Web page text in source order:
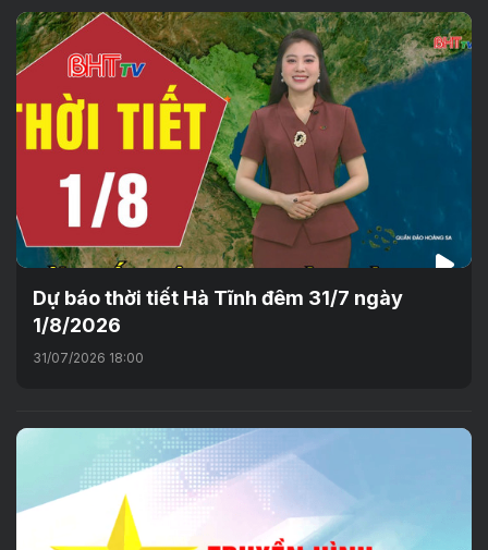
Dự báo thời tiết Hà Tĩnh đêm 31/7 ngày
1/8/2026
31/07/2026 18:00